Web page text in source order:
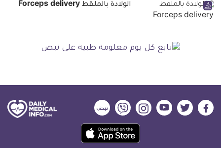
الولادة بالملقط Forceps delivery
ديلي
ديلي
ديلي
ميديكال
ديلي
ميديكال
انفو
ديلي
ميديكال
انفو
ديلي
ميديكال
انفو
حمل
تطبيق